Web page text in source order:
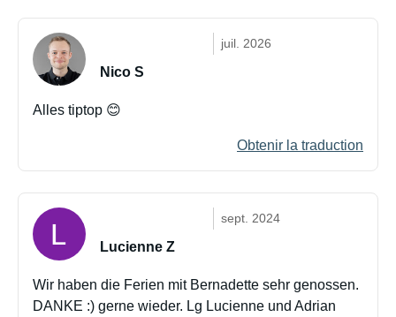
juil. 2026
Nico S
Alles tiptop 😊
Obtenir la traduction
sept. 2024
Lucienne Z
Wir haben die Ferien mit Bernadette sehr genossen.
DANKE :) gerne wieder. Lg Lucienne und Adrian